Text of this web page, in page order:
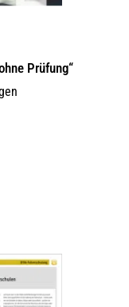
Prüfung“